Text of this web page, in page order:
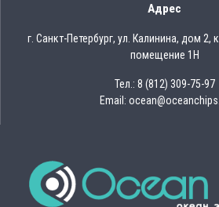
Адрес
г. Санкт-Петербург, ул. Калинина, дом 2,
помещение 1Н
Тел.: 8 (812) 309-75-97
Email: